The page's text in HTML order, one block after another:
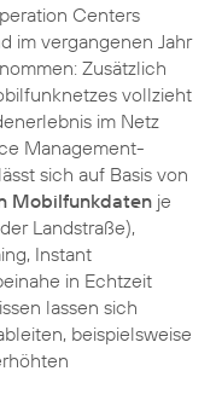
Centers
im vergangenen Jahr
Zusätzlich
vollzieht
im Netz
Management-
sich auf Basis von
Mobilfunkdaten je
Landstraße),
Instant
in Echtzeit
lassen sich
beispielsweise